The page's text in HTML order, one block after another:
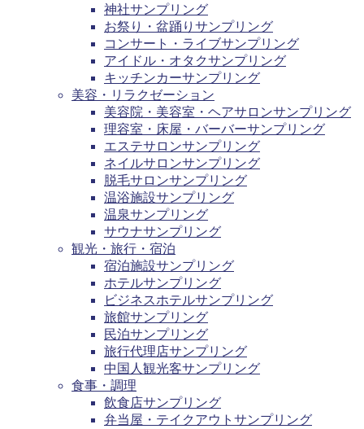
神社サンプリング
お祭り・盆踊りサンプリング
コンサート・ライブサンプリング
アイドル・オタクサンプリング
キッチンカーサンプリング
美容・リラクゼーション
美容院・美容室・ヘアサロンサンプリング
理容室・床屋・バーバーサンプリング
エステサロンサンプリング
ネイルサロンサンプリング
脱毛サロンサンプリング
温浴施設サンプリング
温泉サンプリング
サウナサンプリング
観光・旅行・宿泊
宿泊施設サンプリング
ホテルサンプリング
ビジネスホテルサンプリング
旅館サンプリング
民泊サンプリング
旅行代理店サンプリング
中国人観光客サンプリング
食事・調理
飲食店サンプリング
弁当屋・テイクアウトサンプリング